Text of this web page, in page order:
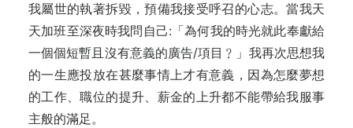
我屬世的執著拆毀，預備我接受呼召的心志。當我天
天加班至深夜時我問自己:「為何我的時光就此奉獻給
一個個短暫且沒有意義的廣告/項目﹖」我再次思想我
的一生應投放在甚麼事情上才有意義，因為怎麼夢想
的工作、職位的提升、薪金的上升都不能帶給我服事
主般的滿足。